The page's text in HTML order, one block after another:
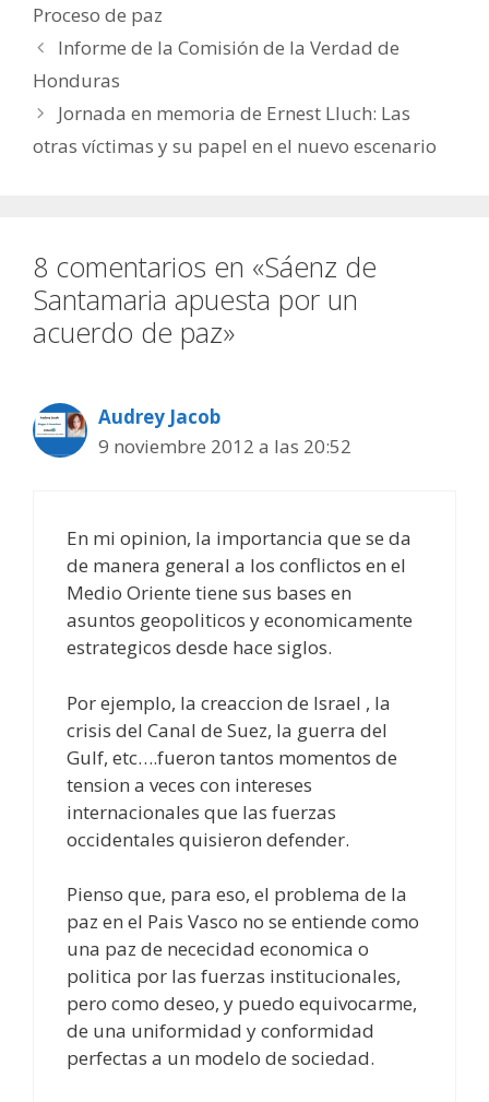
Proceso de paz
Informe de la Comisión de la Verdad de
Honduras
Jornada en memoria de Ernest Lluch: Las
otras víctimas y su papel en el nuevo escenario
8 comentarios en «Sáenz de
Santamaria apuesta por un
acuerdo de paz»
Audrey Jacob
9 noviembre 2012 a las 20:52
En mi opinion, la importancia que se da
de manera general a los conflictos en el
Medio Oriente tiene sus bases en
asuntos geopoliticos y economicamente
estrategicos desde hace siglos.
Por ejemplo, la creaccion de Israel , la
crisis del Canal de Suez, la guerra del
Gulf, etc….fueron tantos momentos de
tension a veces con intereses
internacionales que las fuerzas
occidentales quisieron defender.
Pienso que, para eso, el problema de la
paz en el Pais Vasco no se entiende como
una paz de nececidad economica o
politica por las fuerzas institucionales,
pero como deseo, y puedo equivocarme,
de una uniformidad y conformidad
perfectas a un modelo de sociedad.